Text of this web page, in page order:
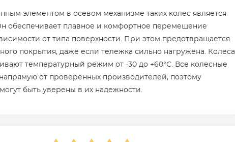
элементом в осевом механизме таких колес является
обеспечивает плавное и комфортное перемещение
от типа поверхности. При этом предотвращается
покрытия, даже если тележка сильно нагружена. Колеса
температурный режим от -30 до +60°С. Все колесные
от проверенных производителей, поэтому
быть уверены в их надежности.